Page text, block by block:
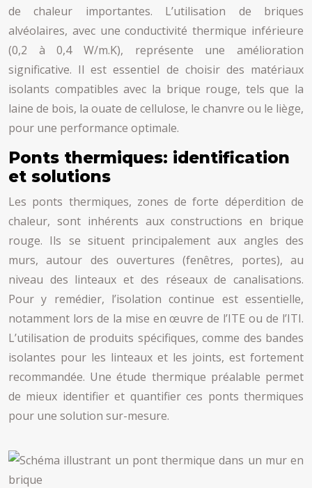
de chaleur importantes. L’utilisation de briques
alvéolaires, avec une conductivité thermique inférieure
(0,2 à 0,4 W/m.K), représente une amélioration
significative. Il est essentiel de choisir des matériaux
isolants compatibles avec la brique rouge, tels que la
laine de bois, la ouate de cellulose, le chanvre ou le liège,
pour une performance optimale.
Ponts thermiques: identification
et solutions
Les ponts thermiques, zones de forte déperdition de
chaleur, sont inhérents aux constructions en brique
rouge. Ils se situent principalement aux angles des
murs, autour des ouvertures (fenêtres, portes), au
niveau des linteaux et des réseaux de canalisations.
Pour y remédier, l’isolation continue est essentielle,
notamment lors de la mise en œuvre de l’ITE ou de l’ITI.
L’utilisation de produits spécifiques, comme des bandes
isolantes pour les linteaux et les joints, est fortement
recommandée. Une étude thermique préalable permet
de mieux identifier et quantifier ces ponts thermiques
pour une solution sur-mesure.